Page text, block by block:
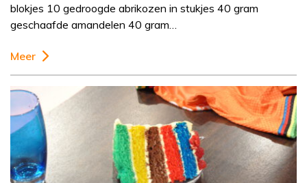
blokjes 10 gedroogde abrikozen in stukjes 40 gram
geschaafde amandelen 40 gram…
Meer